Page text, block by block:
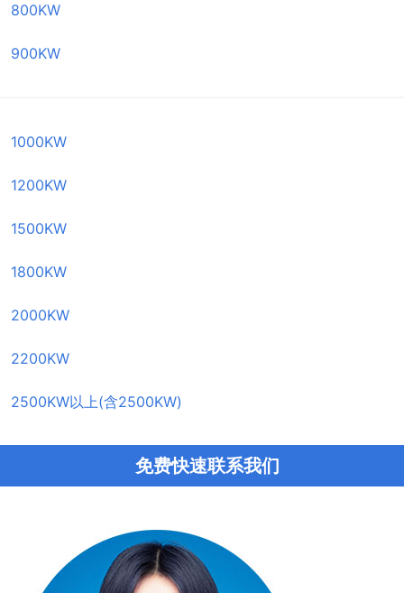
800KW
900KW
1000KW
1200KW
1500KW
1800KW
2000KW
2200KW
2500KW以上(含2500KW)
免费快速联系我们